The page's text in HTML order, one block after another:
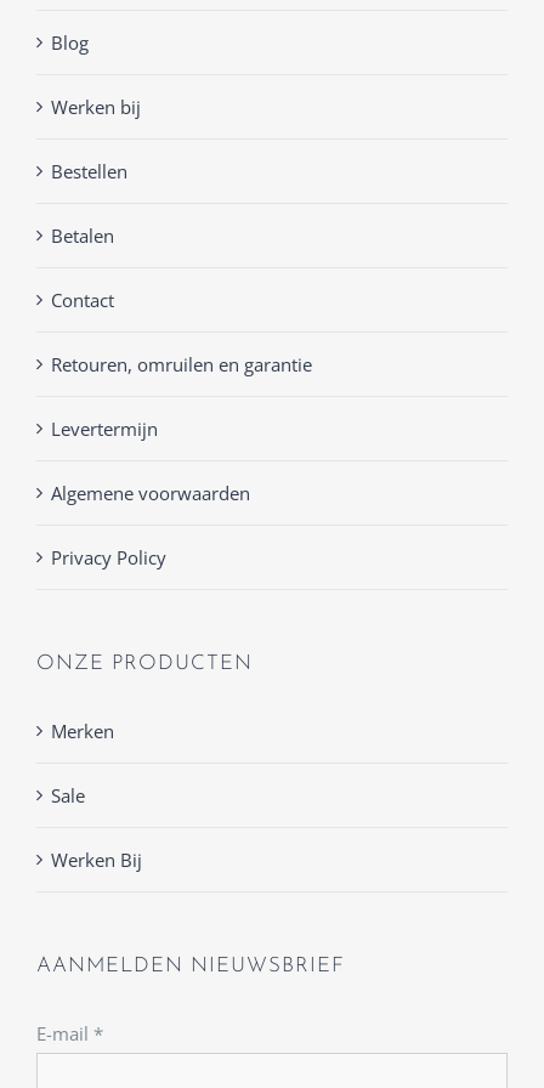
Blog
Werken bij
Bestellen
Betalen
Contact
Retouren, omruilen en garantie
Levertermijn
Algemene voorwaarden
Privacy Policy
ONZE PRODUCTEN
Merken
Sale
Werken Bij
AANMELDEN NIEUWSBRIEF
E-mail *